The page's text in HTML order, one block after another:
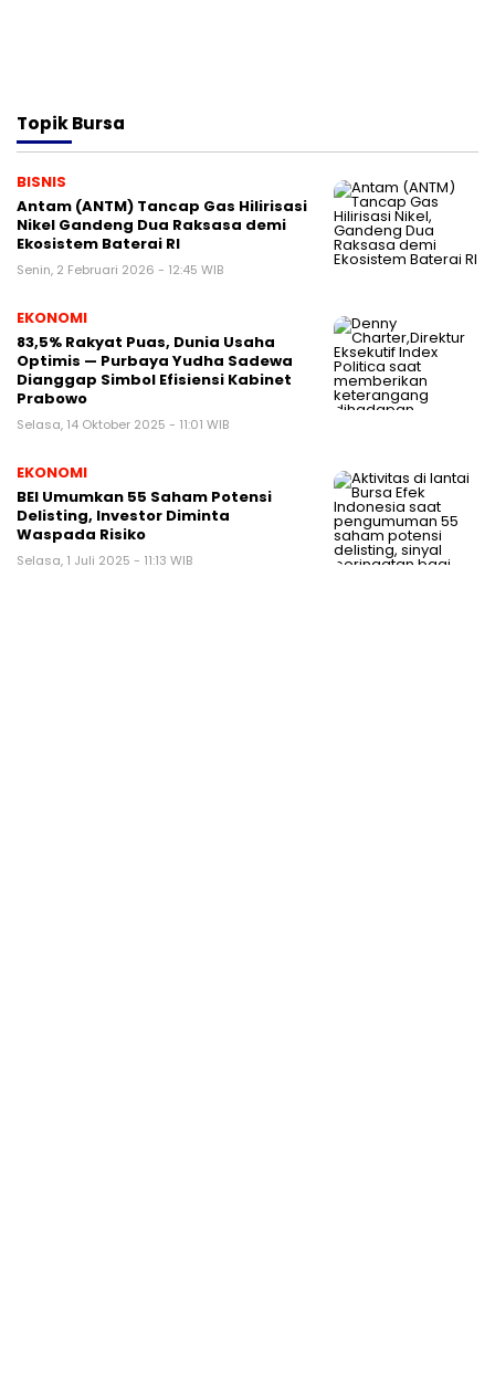
TopikBursa
BISNIS
Antam (ANTM) Tancap Gas Hilirisasi
Nikel Gandeng Dua Raksasa demi
Ekosistem Baterai RI
Senin, 2 Februari 2026 - 12:45 WIB
EKONOMI
83,5% Rakyat Puas, Dunia Usaha
Optimis — Purbaya Yudha Sadewa
Dianggap Simbol Efisiensi Kabinet
Prabowo
Selasa, 14 Oktober 2025 - 11:01 WIB
EKONOMI
BEI Umumkan 55 Saham Potensi
Delisting, Investor Diminta
Waspada Risiko
Selasa, 1 Juli 2025 - 11:13 WIB